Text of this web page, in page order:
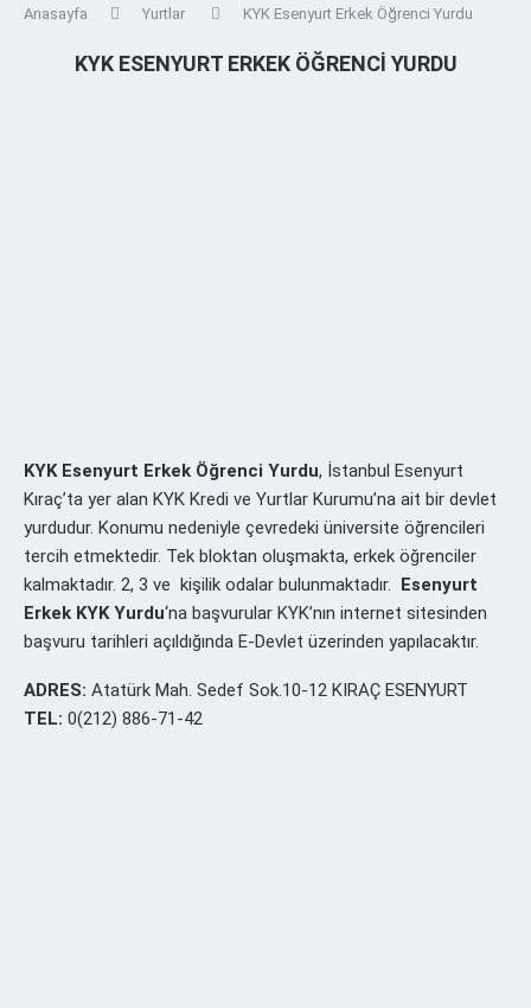
Anasayfa Yurtlar KYK Esenyurt Erkek Öğrenci Yurdu
KYK ESENYURT ERKEK ÖĞRENCI YURDU
KYK Esenyurt Erkek Öğrenci Yurdu, İstanbul Esenyurt
Kıraç’ta yer alan KYK Kredi ve Yurtlar Kurumu’na ait bir devlet
yurdudur. Konumu nedeniyle çevredeki üniversite öğrencileri
tercih etmektedir. Tek bloktan oluşmakta, erkek öğrenciler
kalmaktadır. 2, 3 ve kişilik odalar bulunmaktadır. Esenyurt
Erkek KYK Yurdu‘na başvurular KYK’nın internet sitesinden
başvuru tarihleri açıldığında E-Devlet üzerinden yapılacaktır.
ADRES: Atatürk Mah. Sedef Sok.10-12 KIRAÇ ESENYURT
TEL: 0(212) 886-71-42